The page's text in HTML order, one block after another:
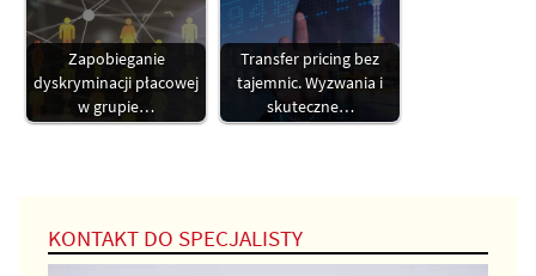
Zapobieganie
dyskryminacji płacowej
w grupie…
Transfer pricing bez
tajemnic. Wyzwania i
skuteczne…
KONTAKT DO SPECJALISTY